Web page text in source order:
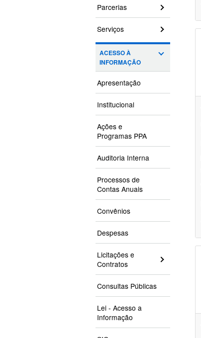
Parcerias
Serviços
ACESSO À
INFORMAÇÃO
Apresentação
Institucional
Ações e
Programas PPA
Auditoria Interna
Processos de
Contas Anuais
Convênios
Despesas
Licitações e
Contratos
Consultas Públicas
Lei - Acesso a
Informação